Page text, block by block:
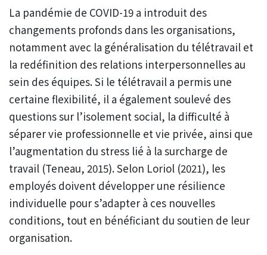
La pandémie de COVID-19 a introduit des
changements profonds dans les organisations,
notamment avec la généralisation du télétravail et
la redéfinition des relations interpersonnelles au
sein des équipes. Si le télétravail a permis une
certaine flexibilité, il a également soulevé des
questions sur l’isolement social, la difficulté à
séparer vie professionnelle et vie privée, ainsi que
l’augmentation du stress lié à la surcharge de
travail (Teneau, 2015). Selon Loriol (2021), les
employés doivent développer une résilience
individuelle pour s’adapter à ces nouvelles
conditions, tout en bénéficiant du soutien de leur
organisation.